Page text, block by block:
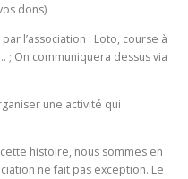
dons)
l’association : Loto, course à
On communiquera dessus via
une activité qui
histoire, nous sommes en
ne fait pas exception. Le